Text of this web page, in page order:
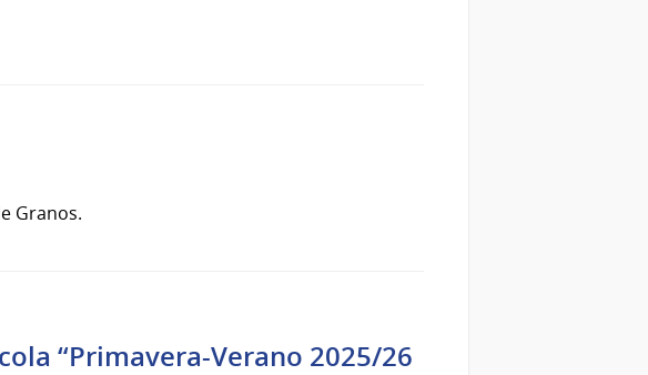
Granos.
“Primavera-Verano 2025/26